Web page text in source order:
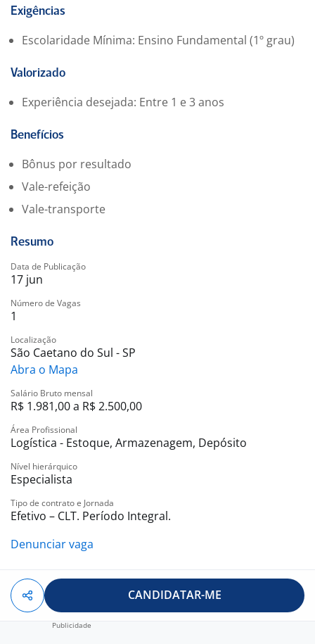
Exigências
Escolaridade Mínima: Ensino Fundamental (1º grau)
Valorizado
Experiência desejada: Entre 1 e 3 anos
Benefícios
Bônus por resultado
Vale-refeição
Vale-transporte
Resumo
Data de Publicação
17 jun
Número de Vagas
1
Localização
São Caetano do Sul - SP
Abra o Mapa
Salário Bruto mensal
R$ 1.981,00 a R$ 2.500,00
Área Profissional
Logística - Estoque, Armazenagem, Depósito
Nível hierárquico
Especialista
Tipo de contrato e Jornada
Efetivo – CLT. Período Integral.
Denunciar vaga
CANDIDATAR-ME